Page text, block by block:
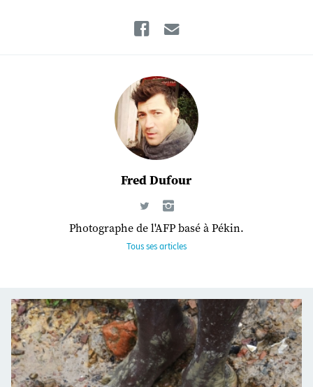
Facebook
Fred Dufour
Photographe de l'AFP basé à Pékin.
Tous ses articles